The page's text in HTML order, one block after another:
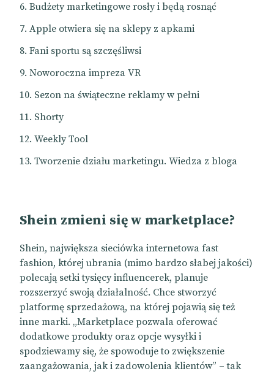
Budżety marketingowe rosły i będą rosnąć
Apple otwiera się na sklepy z apkami
Fani sportu są szczęśliwsi
Noworoczna impreza VR
Sezon na świąteczne reklamy w pełni
Shorty
Weekly Tool
Tworzenie działu marketingu. Wiedza z bloga
Shein zmieni się w marketplace?
Shein, największa sieciówka internetowa fast
fashion, której ubrania (mimo bardzo słabej jakości)
polecają setki tysięcy influencerek, planuje
rozszerzyć swoją działalność. Chce stworzyć
platformę sprzedażową, na której pojawią się też
inne marki. „Marketplace pozwala oferować
dodatkowe produkty oraz opcje wysyłki i
spodziewamy się, że spowoduje to zwiększenie
zaangażowania, jak i zadowolenia klientów” – tak